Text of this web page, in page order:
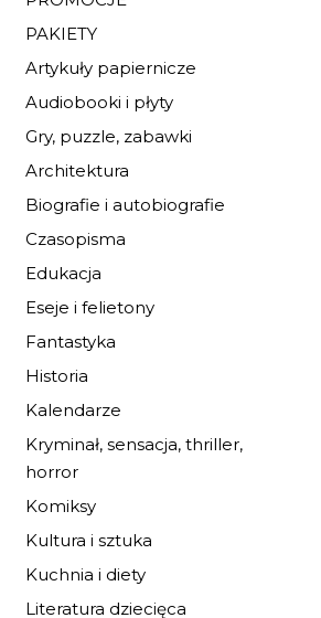
PAKIETY
Artykuły papiernicze
Audiobooki i płyty
Gry, puzzle, zabawki
Architektura
Biografie i autobiografie
Czasopisma
Edukacja
Eseje i felietony
Fantastyka
Historia
Kalendarze
Kryminał, sensacja, thriller,
horror
Komiksy
Kultura i sztuka
Kuchnia i diety
Literatura dziecięca